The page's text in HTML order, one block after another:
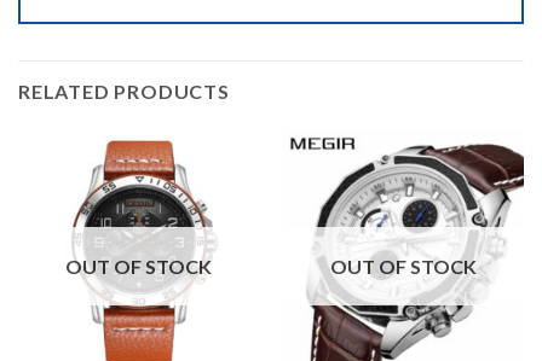
RELATED PRODUCTS
OUT OF STOCK OUT OF STOCK